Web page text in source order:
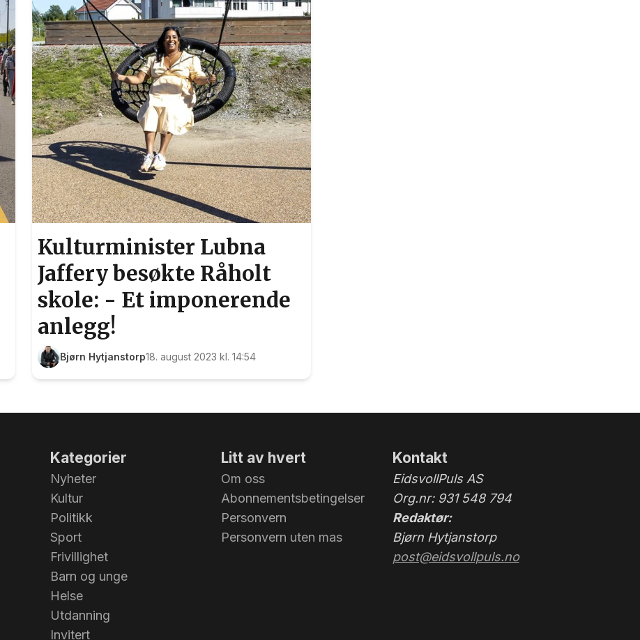
Kulturminister Lubna
Jaffery besøkte Råholt
skole: - Et imponerende
anlegg!
Bjørn Hytjanstorp18. august 2023 kl. 14:54
Kategorier
Nyheter
Kultur
Politikk
Sport
Frivillighet
Barn og unge
Helse
Utdanning
Invitert
Litt av hvert
Om oss
Abonnementsbetingelser
Personvern
Personvern uten mas
Kontakt
EidsvollPuls AS
Org.nr: 931 548 794
Redaktør:
Bjørn Hytjanstorp
post@eidsvollpuls.no